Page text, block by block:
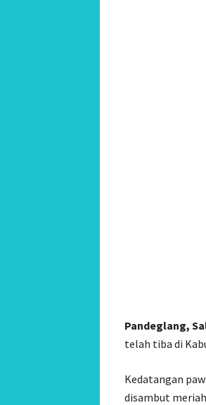
Pandeglang,
telah tiba di
Kedatangan
disambut